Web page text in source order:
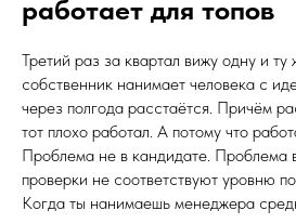
работает для топов
Третий раз за квартал вижу одну и ту
собственник нанимает человека с
через полгода расстаётся. Причём
тот плохо работал. А потому что
Проблема не в кандидате. Проблема
проверки не соответствуют уровню
Когда ты нанимаешь менеджера